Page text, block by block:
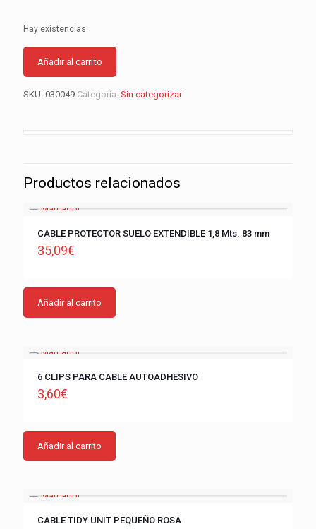
Hay existencias
Añadir al carrito
SKU: 030049 Categoría: Sin categorizar
Productos relacionados
CABLE PROTECTOR SUELO EXTENDIBLE 1,8 Mts. 83 mm
35,09€
Añadir al carrito
6 CLIPS PARA CABLE AUTOADHESIVO
3,60€
Añadir al carrito
CABLE TIDY UNIT PEQUEÑO ROSA